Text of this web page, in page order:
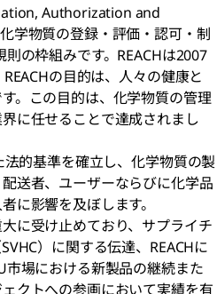
Authorization and
学物質の登録・評価・認可・制
の枠組みです。REACHは2007
の目的は、人々の健康と
。この目的は、化学物質の管理
に任せることで達成されまし
法的基準を確立し、化学物質の製
送者、ユーザーならびに化学品
に影響を及ぼします。
に受け止めており、サプライチ
）に関する伝達、REACHに
場における新製品の継続また
クトへの参画において実績を有